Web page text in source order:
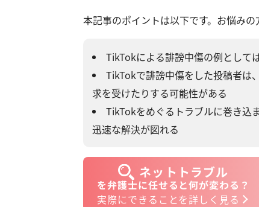
本記事のポイントは以下です。お悩み
TikTokによる誹謗中傷の例として
TikTokで誹謗中傷をした投稿者は
求を受けたりする可能性がある
TikTokをめぐるトラブルに巻き込
迅速な解決が図れる
ネットトラブル
を弁護士に任せると何が変わる？
実際にできることを詳しく見る